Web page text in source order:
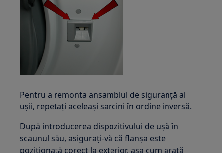
Pentru a remonta ansamblul de siguranță al
ușii, repetați aceleași sarcini în ordine inversă.
După introducerea dispozitivului de ușă în
scaunul său, asigurați-vă că flanșa este
poziționată corect la exterior, așa cum arată